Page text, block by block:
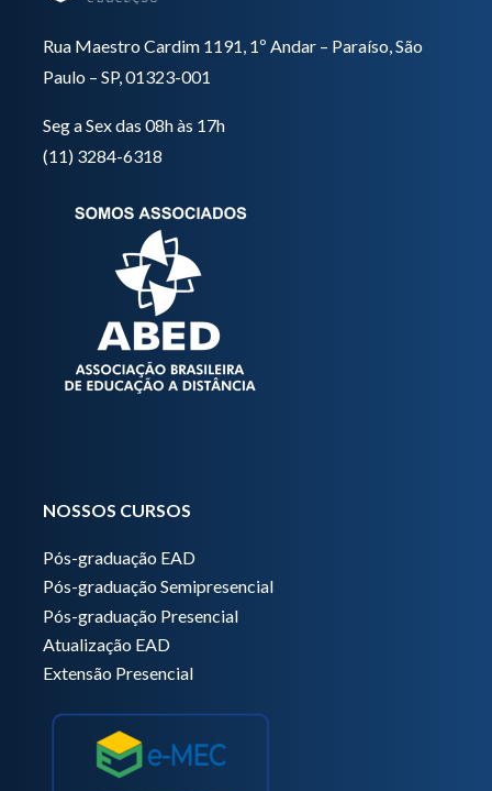
Rua Maestro Cardim 1191, 1º Andar – Paraíso, São
Paulo – SP, 01323-001
Seg a Sex das 08h às 17h
(11) 3284-6318
NOSSOS CURSOS
Pós-graduação EAD
Pós-graduação Semipresencial
Pós-graduação Presencial
Atualização EAD
Extensão Presencial